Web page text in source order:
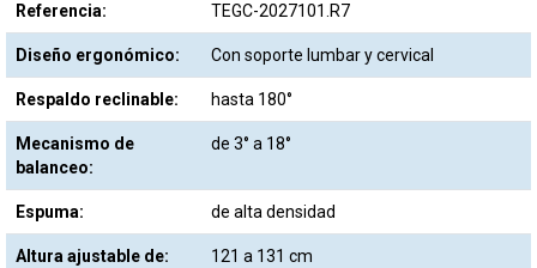
Referencia: TEGC-2027101.R7
Diseño ergonómico: Con soporte lumbar y cervical
Respaldo reclinable: hasta 180°
Mecanismo de
balanceo:
de 3° a 18°
Espuma: de alta densidad
Altura ajustable de: 121 a 131 cm